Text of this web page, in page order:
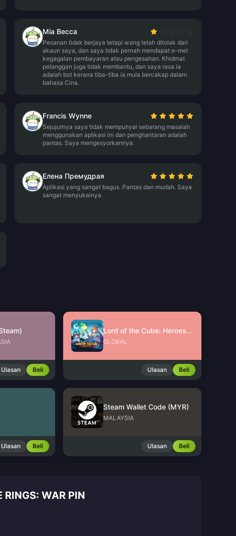
Mia Becca
Pesanan tidak berjaya tetapi wang telah ditolak dari
akaun saya, dan saya tidak pernah mendapat e-mel
kegagalan pembayaran atau pengesahan. Khidmat
pelanggan juga tidak membantu, dan saya rasa ia
adalah bot kerana tiba-tiba ia mula bercakap dalam
bahasa Cina.
Francis Wynne
Sejujurnya saya tidak mempunyai sebarang masalah
menggunakan aplikasi ini dan penghantaran adalah
pantas. Saya mengesyorkannya.
Елена Премудрая
Aplikasi yang sangat bagus. Pantas dan mudah. Saya
sangat menyukainya.
Ulasan Beli
Lord of the Cube: Heroes RPG Voucher
GLOBAL
Ulasan Beli
Ulasan Beli
Steam Wallet Code (MYR)
MALAYSIA
Ulasan Beli
RINGS: WAR PIN